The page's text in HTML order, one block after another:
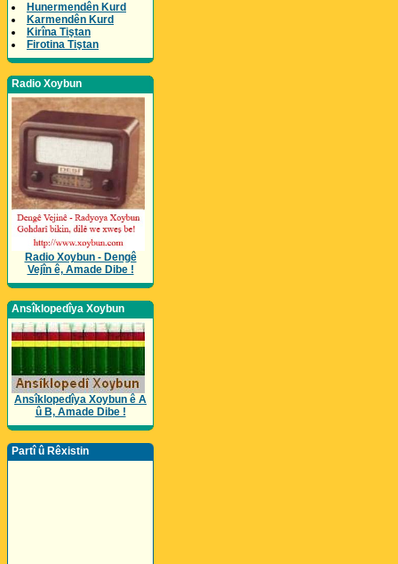
Hunermendên Kurd
Karmendên Kurd
Kirîna Tiştan
Firotina Tiştan
Radio Xoybun
Radio Xoybun - Dengê
Vejîn ê, Amade Dibe !
Ansîklopedîya Xoybun
Ansîklopedîya Xoybun ê A
û B, Amade Dibe !
Partî û Rêxistin